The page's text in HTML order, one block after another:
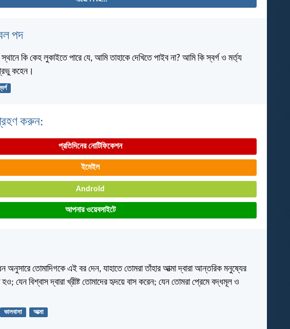
পদ
কি কেহ লুকাইতে পারে যে, আমি তাহাকে দেখিতে পাইব না? আমি কি স্বর্গ ও মর্ত্য
কহেন।
করুন:
প্রতিদিনের নোটিফিকেশন
ইমেইল
Android
আপনার ওয়েবসাইটে
অনুসারে তোমাদিগকে এই বর দেন, যাহাতে তোমরা তাঁহার আত্মা দ্বারা আন্তরিক মনুষ্যের
যেন বিশ্বাস দ্বারা খ্রীষ্ট তোমাদের হৃদয়ে বাস করেন; যেন তোমরা প্রেমে বদ্ধমূল ও
ভালবাসা আত্মা